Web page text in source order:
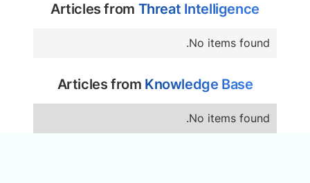
Articles from Threat Intelligence
No items found.
Articles from Knowledge Base
No items found.